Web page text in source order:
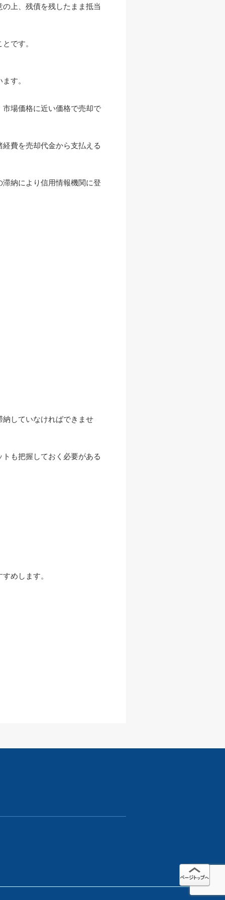
上、残債を残したまま抵当
です。
す。
場価格に近い価格で売却で
費を売却代金から支払える
納により信用情報機関に登
していなければできませ
も把握しておく必要がある
めします。